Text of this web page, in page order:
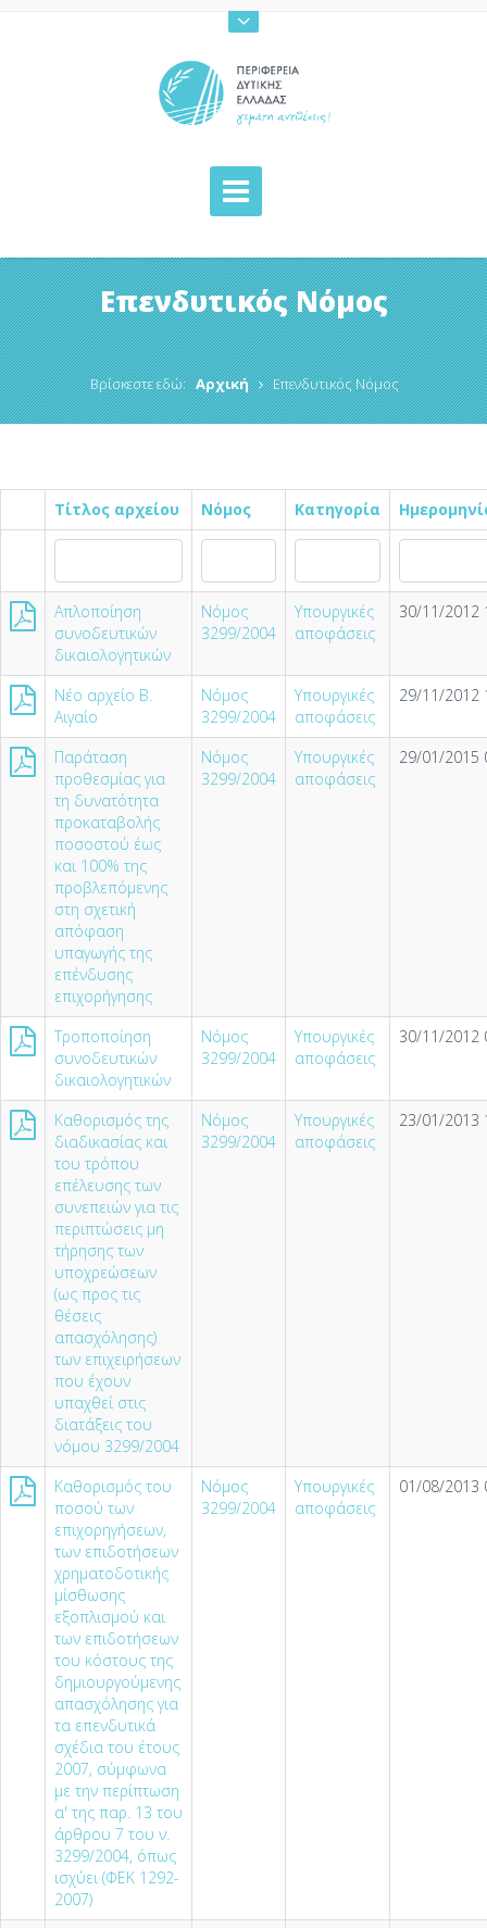
Επενδυτικός Νόμος
Βρίσκεστε εδώ: Αρχική Επενδυτικός Νόμος
Τίτλος αρχείου Νόμος Κατηγορία
Απλοποίηση
συνοδευτικών
δικαιολογητικών
Νόμος
3299/2004
Υπουργικές
αποφάσεις
30/11/2012
Νέο αρχείο Β.
Αιγαίο
Νόμος
3299/2004
Υπουργικές
αποφάσεις
29/11/2012
Παράταση
προθεσμίας για
τη δυνατότητα
προκαταβολής
ποσοστού έως
και 100% της
προβλεπόμενης
στη σχετική
απόφαση
υπαγωγής της
επένδυσης
επιχορήγησης
Νόμος
3299/2004
Υπουργικές
αποφάσεις
29/01/2015
Τροποποίηση
συνοδευτικών
δικαιολογητικών
Νόμος
3299/2004
Υπουργικές
αποφάσεις
30/11/2012
Καθορισµός της
διαδικασίας και
του τρόπου
επέλευσης των
συνεπειών για τις
περιπτώσεις µη
τήρησης των
υποχρεώσεων
(ως προς τις
θέσεις
απασχόλησης)
των επιχειρήσεων
που έχουν
υπαχθεί στις
διατάξεις του
νόµου 3299/2004
Νόμος
3299/2004
Υπουργικές
αποφάσεις
23/01/2013
Καθορισμός του
ποσού των
επιχορηγήσεων,
των επιδοτήσεων
χρηματοδοτικής
μίσθωσης
εξοπλισμού και
των επιδοτήσεων
του κόστους της
δημιουργούμενης
απασχόλησης για
τα επενδυτικά
σχέδια του έτους
2007, σύμφωνα
με την περίπτωση
α' της παρ. 13 του
άρθρου 7 του ν.
3299/2004, όπως
ισχύει (ΦΕΚ 1292-
2007)
Νόμος
3299/2004
Υπουργικές
αποφάσεις
01/08/2013